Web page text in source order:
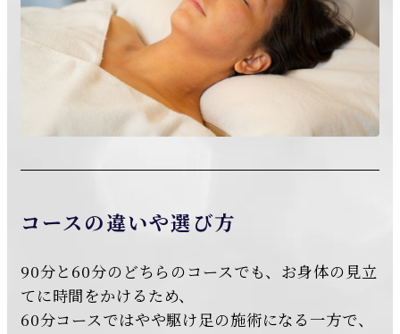
コースの違いや選び方
90分と60分のどちらのコースでも、お身体の見立
てに時間をかけるため、
60分コースではやや駆け足の施術になる一方で、